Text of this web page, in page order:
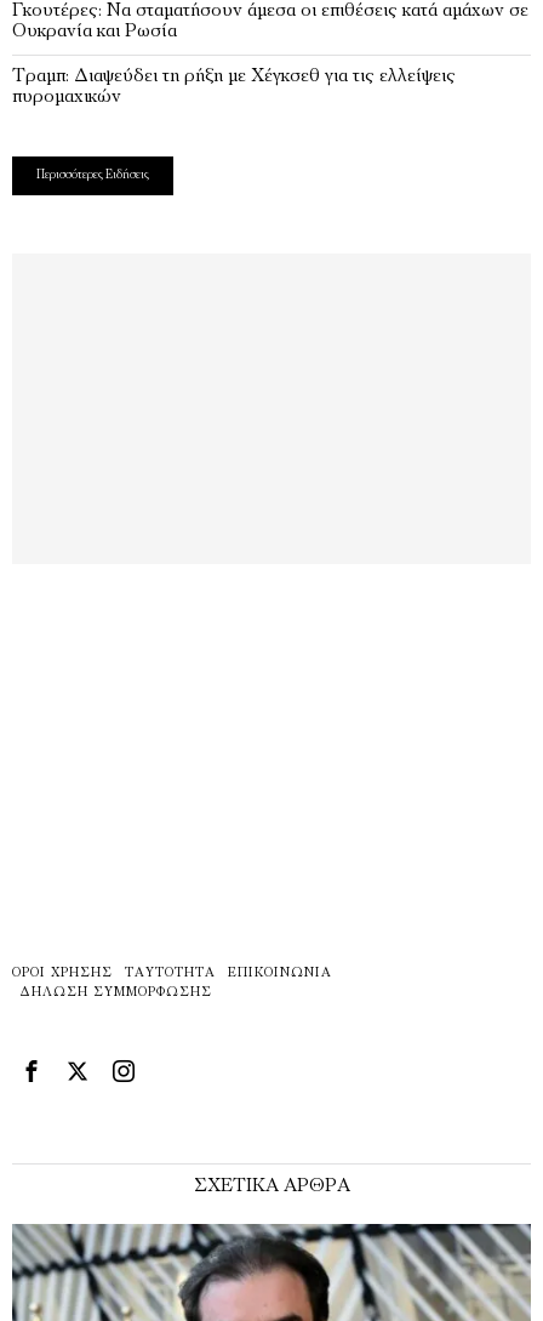
Γκουτέρες: Να σταματήσουν άμεσα οι επιθέσεις κατά αμάχων σε
Ουκρανία και Ρωσία
Τραμπ: Διαψεύδει τη ρήξη με Χέγκσεθ για τις ελλείψεις
πυρομαχικών
Περισσότερες Ειδήσεις
ΌΡΟΙ ΧΡΉΣΗΣ ΤΑΥΤΌΤΗΤΑ
ΕΠΙΚΟΙΝΩΝΊΑ
ΔΉΛΩΣΗ ΣΥΜΜΌΡΦΩΣΗΣ
ΣΧΕΤΙΚΑ ΑΡΘΡΑ